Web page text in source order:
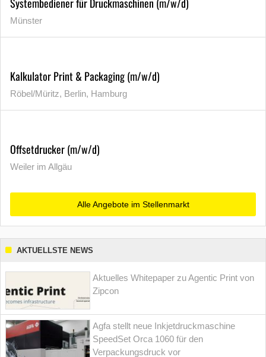
Münster
Kalkulator Print & Packaging (m/w/d)
Röbel/Müritz, Berlin, Hamburg
Offsetdrucker (m/w/d)
Weiler im Allgäu
Alle Angebote im Stellenmarkt
AKTUELLSTE NEWS
Aktuelles Whitepaper zu Agentic Print von
Zipcon
Agfa stellt neue Inkjetdruckmaschine
SpeedSet Orca 1060 für den
Verpackungsdruck vor